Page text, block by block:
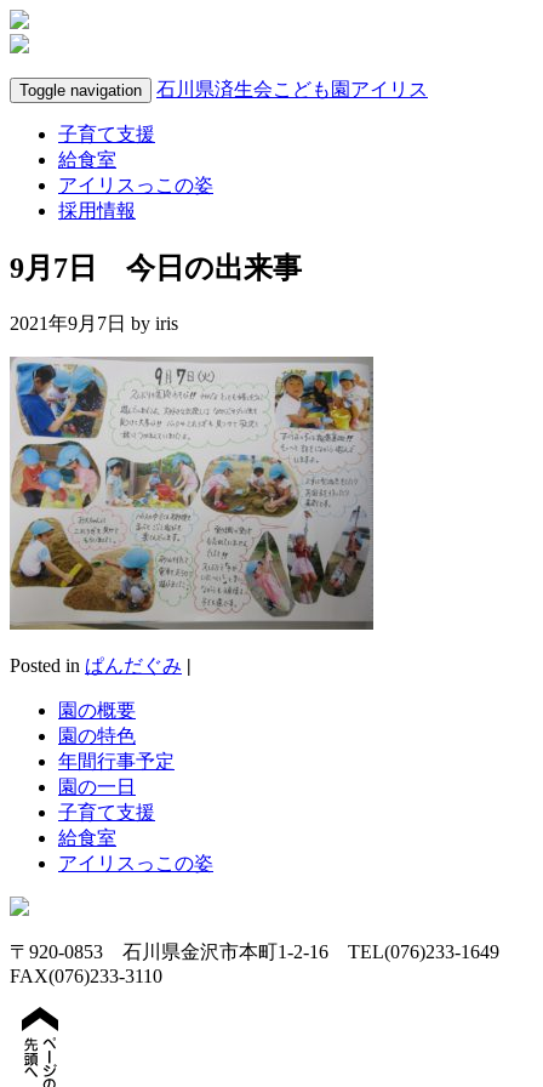
Toggle navigation 石川県済生会こども園アイリス
子育て支援
給食室
アイリスっこの姿
採用情報
9月7日 今日の出来事
2021年9月7日 by iris
Posted in ぱんだぐみ |
園の概要
園の特色
年間行事予定
園の一日
子育て支援
給食室
アイリスっこの姿
〒920-0853 石川県金沢市本町1-2-16 TEL(076)233-1649
FAX(076)233-3110